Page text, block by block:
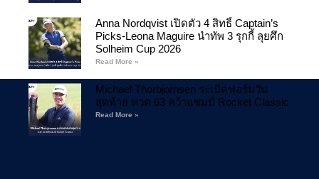
Anna Nordqvist เปิดตัว 4 สิทธิ์ Captain’s
Picks-Leona Maguire นำทัพ 3 รุกกี้ ลุยศึก
Solheim Cup 2026
Read More »
Michael Thorbjornsen ระเบิดฟอร์มวัน
สุดท้าย หวด 63 คว้าแชมป์ Rocket Classic
Read More »